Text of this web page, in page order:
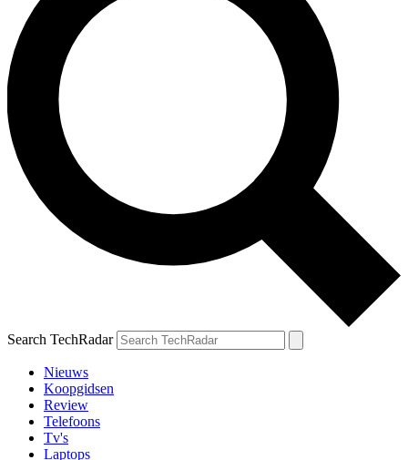
Search TechRadar
Nieuws
Koopgidsen
Review
Telefoons
Tv's
Laptops